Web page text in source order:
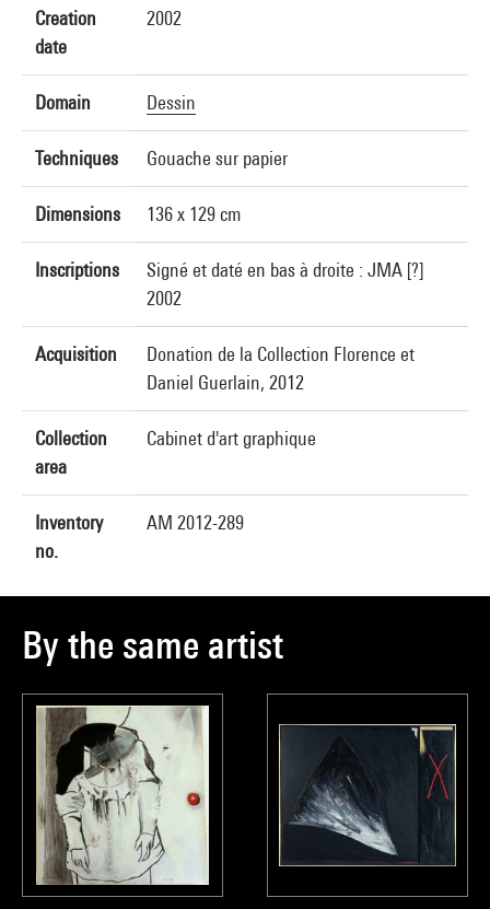
Creation
date
2002
Domain Dessin
Techniques Gouache sur papier
Dimensions 136 x 129 cm
Inscriptions
Signé et daté en bas à droite : JMA [?]
2002
Acquisition
Donation de la Collection Florence et
Daniel Guerlain, 2012
Collection
area
Cabinet d'art graphique
Inventory
no.
AM 2012-289
By the same artist